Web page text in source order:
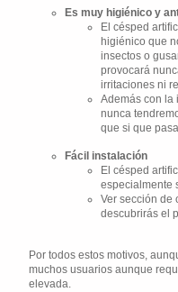
Es muy higiénico y
El césped
higiénico que
insectos o
provocará
irritaciones ni
Además con la
nunca
que si que
Fácil instalación
El césped
especialmente
Ver sección de
descubrirás el
Por todos estos motivos,
muchos usuarios aunque
elevada.